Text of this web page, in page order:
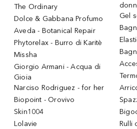
The Ordinary
Dolce & Gabbana Profumo
Aveda - Botanical Repair
Phytorelax - Burro di Karitè
Missha
Giorgio Armani - Acqua di
Gioia
Narciso Rodriguez - for her
Biopoint - Orovivo
Skin1004
Lolavie
Gel
Rulli